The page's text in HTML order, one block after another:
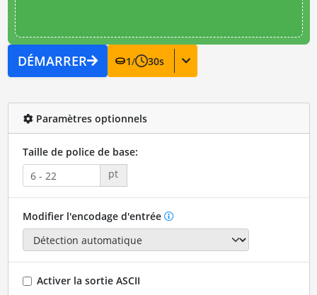
DÉMARRER 1/ 30s
Paramètres optionnels
Taille de police de base:
pt
Modifier l'encodage d'entrée
Activer la sortie ASCII